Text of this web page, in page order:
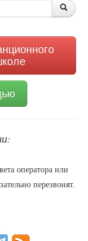
оператора или
перезвонят.